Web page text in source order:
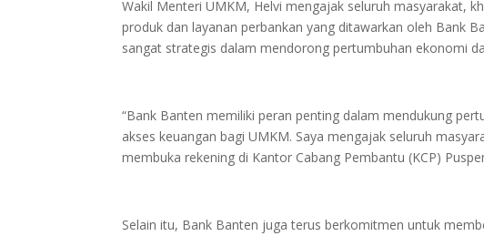
Wakil Menteri UMKM, Helvi mengajak seluruh masyarakat,
produk dan layanan perbankan yang ditawarkan oleh Bank
sangat strategis dalam mendorong pertumbuhan ekonomi
“Bank Banten memiliki peran penting dalam mendukung
akses keuangan bagi UMKM. Saya mengajak seluruh
membuka rekening di Kantor Cabang Pembantu (KCP)
Selain itu, Bank Banten juga terus berkomitmen untuk